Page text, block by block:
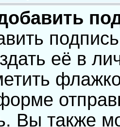
её в
Вы также